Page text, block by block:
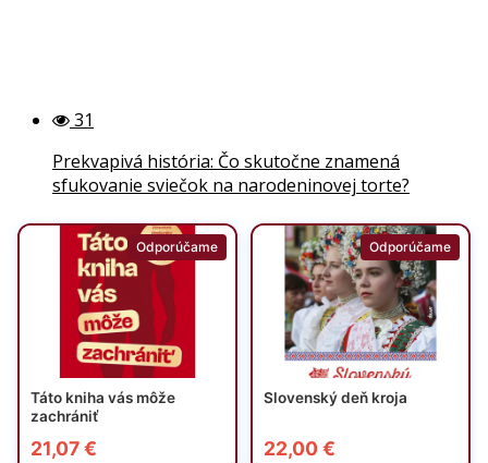
31
Prekvapivá história: Čo skutočne znamená
sfukovanie sviečok na narodeninovej torte?